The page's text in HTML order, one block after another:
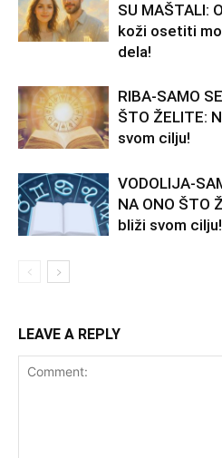
SU MAŠTALI:
koži osetiti
dela!
RIBA-SAMO
ŠTO ŽELITE:
svom cilju!
VODOLIJA-
NA ONO ŠTO
bliži svom cilju!
LEAVE A REPLY